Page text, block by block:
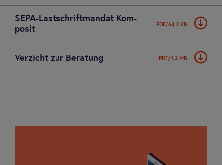
SEPA-Last­schrift­man­dat Kom­
po­sit
PDF/63,2 KB
Ver­zicht zur Bera­tung PDF/1,3 MB